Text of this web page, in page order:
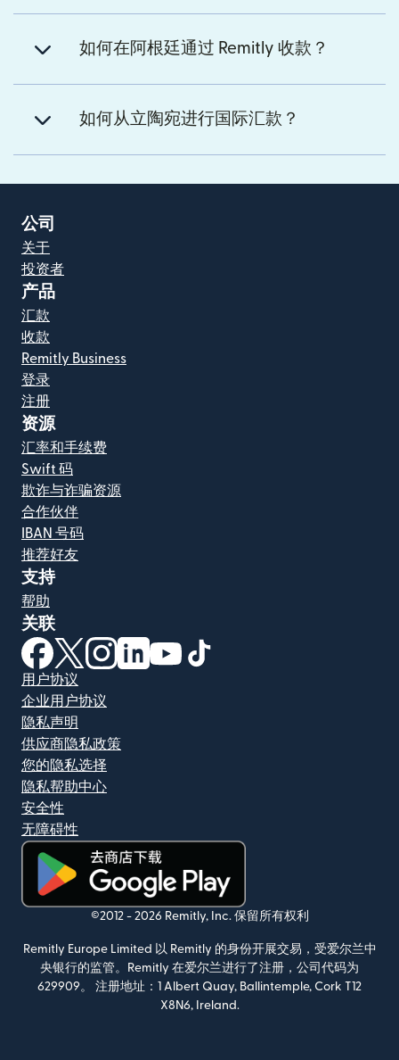
如何在阿根廷通过 Remitly 收款？
如何从立陶宛进行国际汇款？
公司
关于
投资者
产品
汇款
收款
Remitly Business
登录
注册
资源
汇率和手续费
Swift 码
欺诈与诈骗资源
合作伙伴
IBAN 号码
推荐好友
支持
帮助
关联
（在新窗口中打开）
（在新窗口中打开）
（在新窗口中打开）
（在新窗口中打开）
（在新窗口中打开）
用户协议
企业用户协议
隐私声明
供应商隐私政策
您的隐私选择
隐私帮助中心
安全性
无障碍性
（在新窗口中打开）
©2012 - 2026 Remitly, Inc. 保留所有权利
Remitly Europe Limited 以 Remitly 的身份开展交易，受爱尔兰中
央银行的监管。Remitly 在爱尔兰进行了注册，公司代码为
629909。 注册地址：1 Albert Quay, Ballintemple, Cork T12
X8N6, Ireland.